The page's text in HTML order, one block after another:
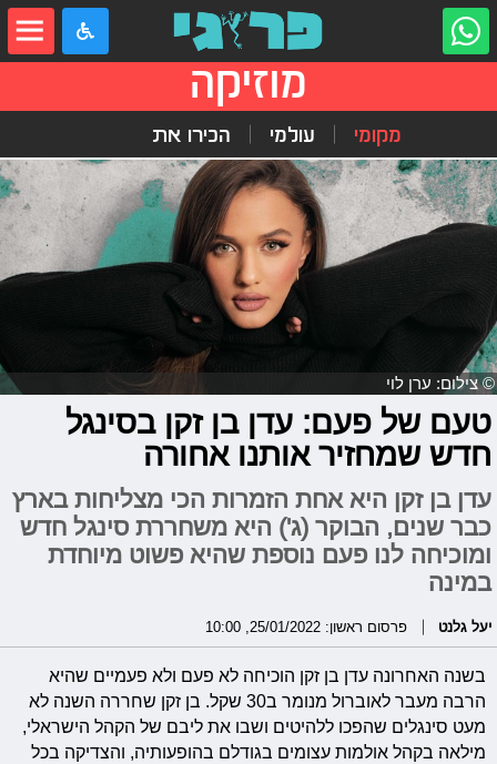
מוזיקה
מקומי עולמי הכירו את
© צילום: ערן לוי
טעם של פעם: עדן בן זקן בסינגל
חדש שמחזיר אותנו אחורה
עדן בן זקן היא אחת הזמרות הכי מצליחות בארץ
כבר שנים, הבוקר (ג') היא משחררת סינגל חדש
ומוכיחה לנו פעם נוספת שהיא פשוט מיוחדת
במינה
יעל גלנט פרסום ראשון: 25/01/2022, 10:00
בשנה האחרונה עדן בן זקן הוכיחה לא פעם ולא פעמיים שהיא
הרבה מעבר לאוברול מנומר ב30 שקל. בן זקן שחררה השנה לא
מעט סינגלים שהפכו ללהיטים ושבו את ליבם של הקהל הישראלי,
מילאה בקהל אולמות עצומים בגודלם בהופעותיה, והצדיקה בכל